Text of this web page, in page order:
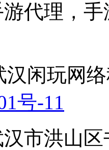
代理，
汉闲玩
号-11
市洪山